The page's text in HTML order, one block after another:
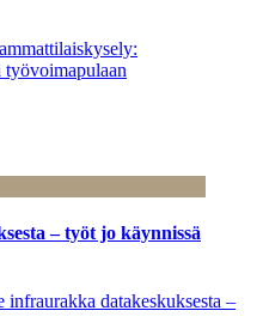
työvoimapulaan
– työt jo käynnissä
datakeskuksesta –